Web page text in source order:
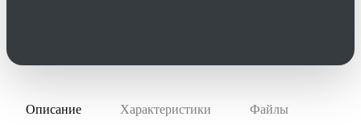
Описание Характеристики
РАЗМЕР ТОВАРА Файлы
скачать (pdf)